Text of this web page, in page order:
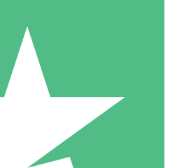
Descargas
20 00